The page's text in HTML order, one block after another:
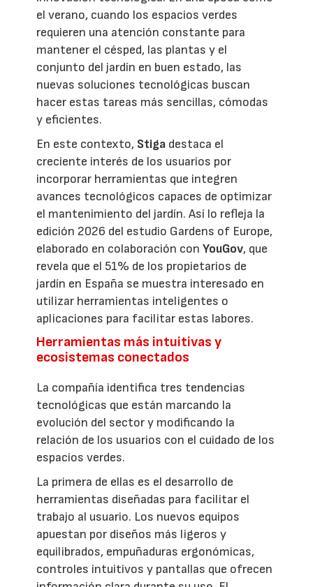
el verano, cuando los espacios verdes
requieren una atención constante para
mantener el césped, las plantas y el
conjunto del jardín en buen estado, las
nuevas soluciones tecnológicas buscan
hacer estas tareas más sencillas, cómodas
y eficientes.
En este contexto, Stiga destaca el
creciente interés de los usuarios por
incorporar herramientas que integren
avances tecnológicos capaces de optimizar
el mantenimiento del jardín. Así lo refleja la
edición 2026 del estudio Gardens of Europe,
elaborado en colaboración conYouGov, que
revela que el 51% de los propietarios de
jardín en España se muestra interesado en
utilizar herramientas inteligentes o
aplicaciones para facilitar estas labores.
Herramientas más intuitivas y
ecosistemas conectados
La compañía identifica tres tendencias
tecnológicas que están marcando la
evolución del sector y modificando la
relación de los usuarios con el cuidado de los
espacios verdes.
La primera de ellas es el desarrollo de
herramientas diseñadas para facilitar el
trabajo al usuario. Los nuevos equipos
apuestan por diseños más ligeros y
equilibrados, empuñaduras ergonómicas,
controles intuitivos y pantallas que ofrecen